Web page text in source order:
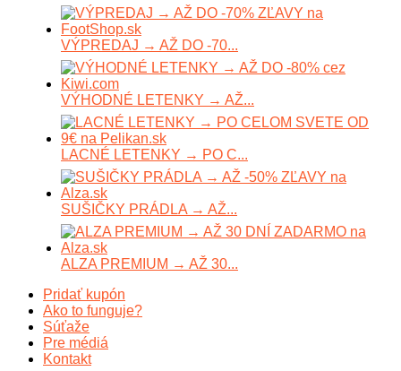
VÝPREDAJ → AŽ DO -70...
VÝHODNÉ LETENKY → AŽ...
LACNÉ LETENKY → PO C...
SUŠIČKY PRÁDLA → AŽ...
ALZA PREMIUM → AŽ 30...
Pridať kupón
Ako to funguje?
Súťaže
Pre médiá
Kontakt